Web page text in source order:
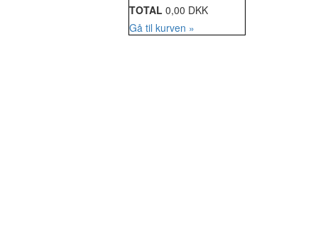
TOTAL 0,00 DKK
Gå til kurven »